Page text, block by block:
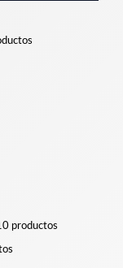
productos